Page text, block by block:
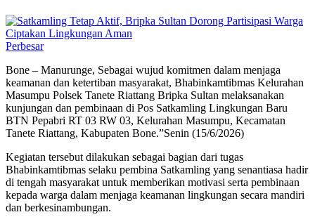
Perbesar
Bone – Manurunge, Sebagai wujud komitmen dalam menjaga
keamanan dan ketertiban masyarakat, Bhabinkamtibmas Kelurahan
Masumpu Polsek Tanete Riattang Bripka Sultan melaksanakan
kunjungan dan pembinaan di Pos Satkamling Lingkungan Baru
BTN Pepabri RT 03 RW 03, Kelurahan Masumpu, Kecamatan
Tanete Riattang, Kabupaten Bone.”Senin (15/6/2026)
Kegiatan tersebut dilakukan sebagai bagian dari tugas
Bhabinkamtibmas selaku pembina Satkamling yang senantiasa hadir
di tengah masyarakat untuk memberikan motivasi serta pembinaan
kepada warga dalam menjaga keamanan lingkungan secara mandiri
dan berkesinambungan.